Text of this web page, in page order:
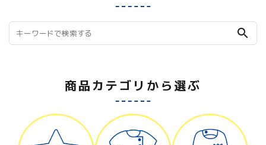
search
商品カテゴリから選ぶ